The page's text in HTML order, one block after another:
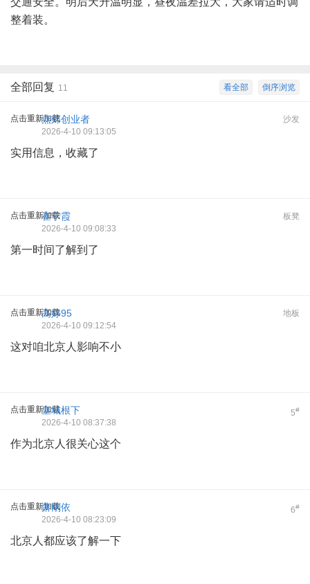
整着装。
倒序浏览
看全部
全部回复 11
点击重新加载 沙发
燕郊创业者
2026-4-10 09:13:05
实用信息，收藏了
点击重新加载 板凳
崔宁霞
2026-4-10 09:08:33
第一时间了解到了
点击重新加载 地板
高婷95
2026-4-10 09:12:54
这对咱北京人影响不小
点击重新加载 5#
皇城根下
2026-4-10 08:37:38
作为北京人很关心这个
点击重新加载 6#
萧刚依
2026-4-10 08:23:09
北京人都应该了解一下